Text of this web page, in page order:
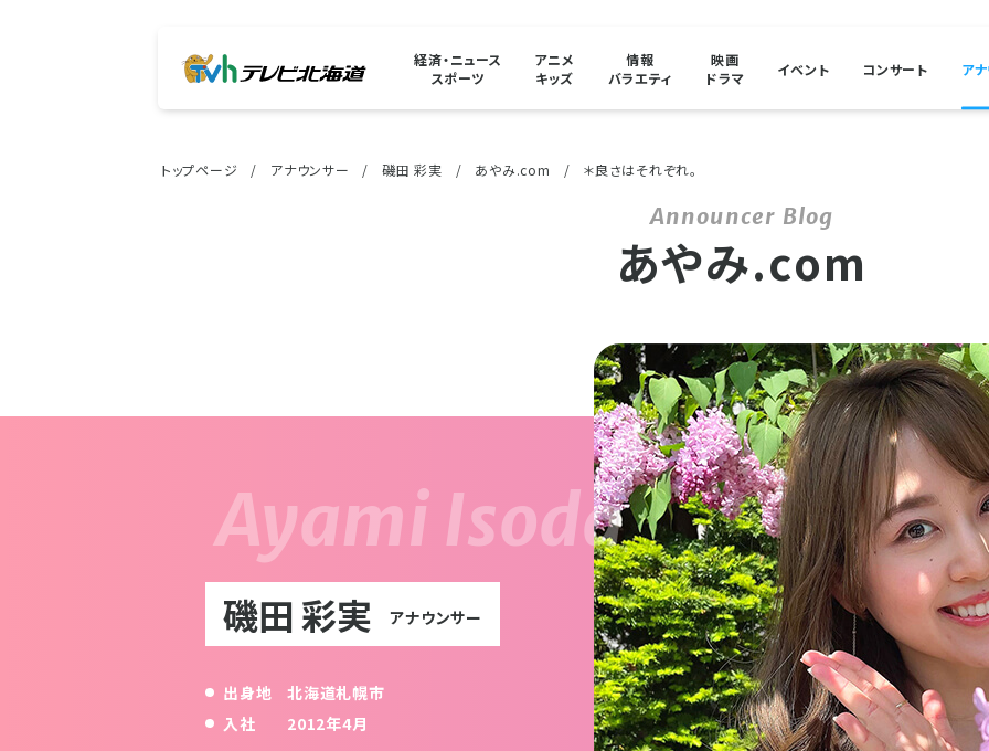
経済・ニュース
スポーツ
アニメ
キッズ
情報
バラエティ
映画
ドラマ
イベント コンサート ア
トップページ アナウンサー 磯田 彩実 あやみ.com ＊良さはそれぞれ。
あやみ.com
磯田 彩実 アナウンサー
出身地
北海道札幌市
入社
2012年4月